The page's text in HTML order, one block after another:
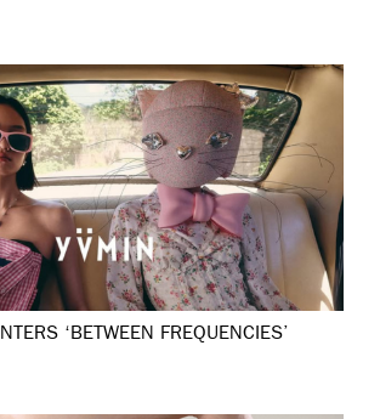
‘BETWEEN FREQUENCIES’